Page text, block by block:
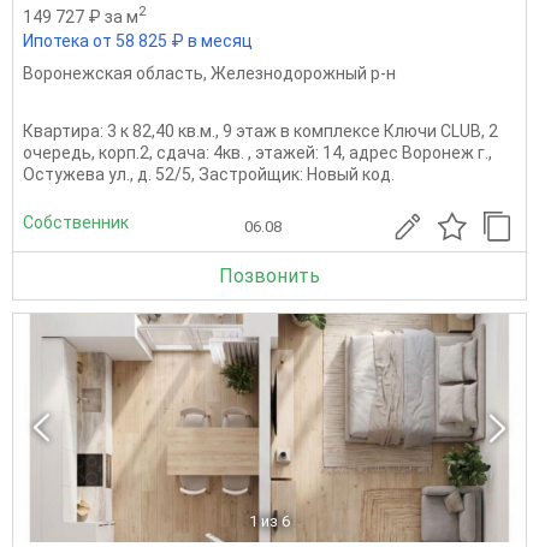
149 727 ₽ за м2
Ипотека от 58 825 ₽ в месяц
Воронежская область, Железнодорожный р-н
Квартира: 3 к 82,40 кв.м., 9 этаж в комплексе Ключи CLUB, 2
очередь, корп.2, сдача: 4кв. , этажей: 14, адрес Воронеж г.,
Остужева ул., д. 52/5, Застройщик: Новый код.
Собственник 06.08
Позвонить
1 из 6